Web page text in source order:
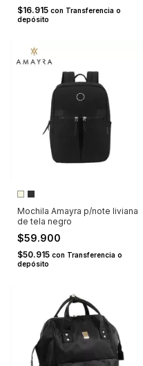
$16.915 con Transferencia o
depósito
Mochila Amayra p/note liviana
de tela negro
$59.900
$50.915 con Transferencia o
depósito